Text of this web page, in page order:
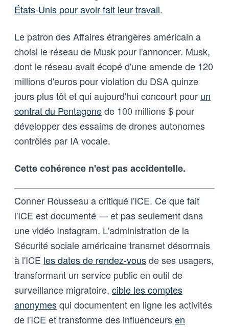
États-Unis pour avoir fait leur travail.
Le patron des Affaires étrangères américain a
choisi le réseau de Musk pour l'annoncer. Musk,
dont le réseau avait écopé d'une amende de 120
millions d'euros pour violation du DSA quinze
jours plus tôt et qui aujourd'hui concourt pour un
contrat du Pentagonede 100 millions $ pour
développer des essaims de drones autonomes
contrôlés par IA vocale.
Cette cohérence n'est pas accidentelle.
Conner Rousseau a critiqué l'ICE. Ce que fait
l'ICE est documenté — et pas seulement dans
une vidéo Instagram. L'administration de la
Sécurité sociale américaine transmet désormais
à l'ICE les dates de rendez-vousde ses usagers,
transformant un service public en outil de
surveillance migratoire, cible les comptes
anonymesqui documentent en ligne les activités
de l'ICE et transforme des influenceursen